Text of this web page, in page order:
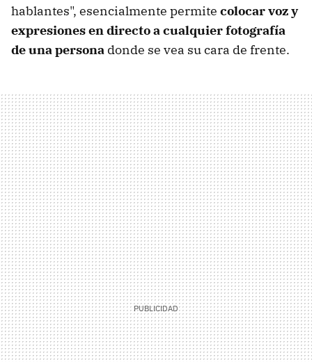
hablantes", esencialmente permite colocar voz y
expresiones en directo a cualquier fotografía
de una persona donde se vea su cara de frente.